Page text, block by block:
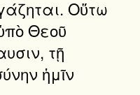
Οὕτω
Θεοῦ
τῇ
ἡμῖν